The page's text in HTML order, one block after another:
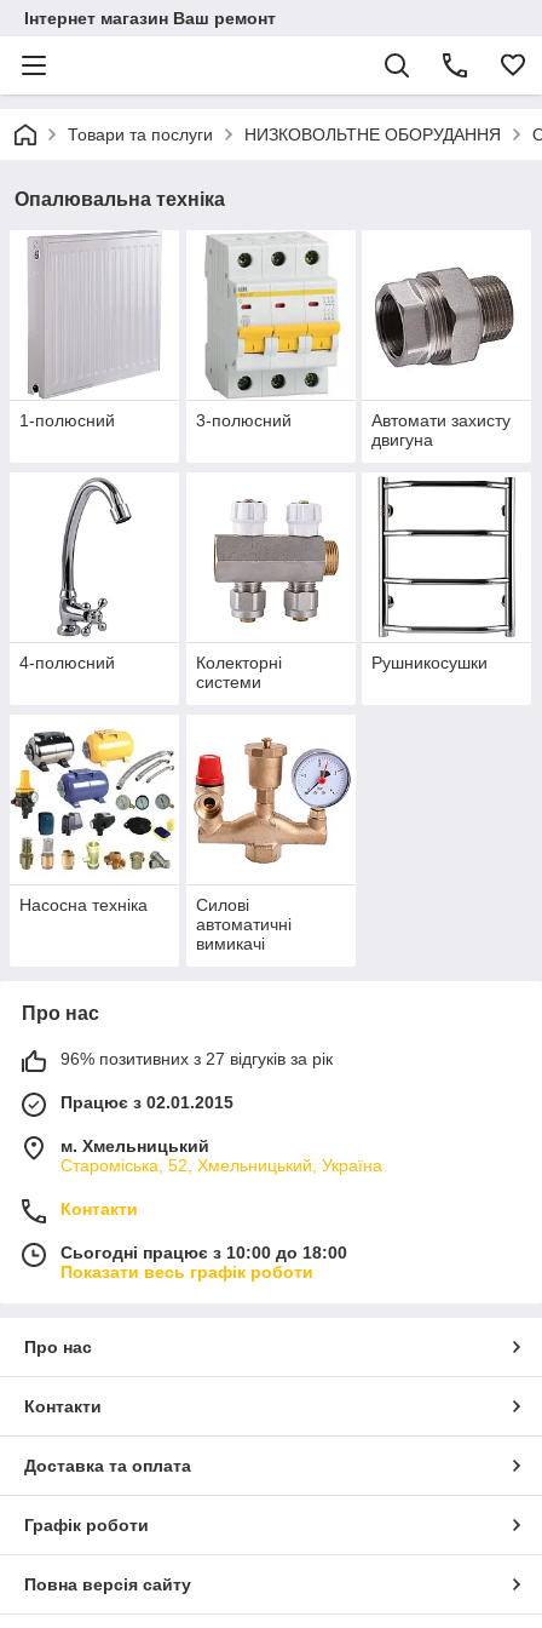
Інтернет магазин Ваш ремонт
Товари та послуги НИЗКОВОЛЬТНЕ ОБОРУДАННЯ
Опалювальна техніка
1-полюсний 3-полюсний
Автомати захисту
двигуна
4-полюсний
Колекторні
системи
Рушникосушки
Насосна техніка
Силові
автоматичні
вимикачі
Про нас
96% позитивних з 27 відгуків за рік
Працює з 02.01.2015
м. Хмельницький
Староміська, 52, Хмельницький, Україна
Контакти
Сьогодні працює з 10:00 до 18:00
Показати весь графік роботи
Про нас
Контакти
Доставка та оплата
Графік роботи
Повна версія сайту